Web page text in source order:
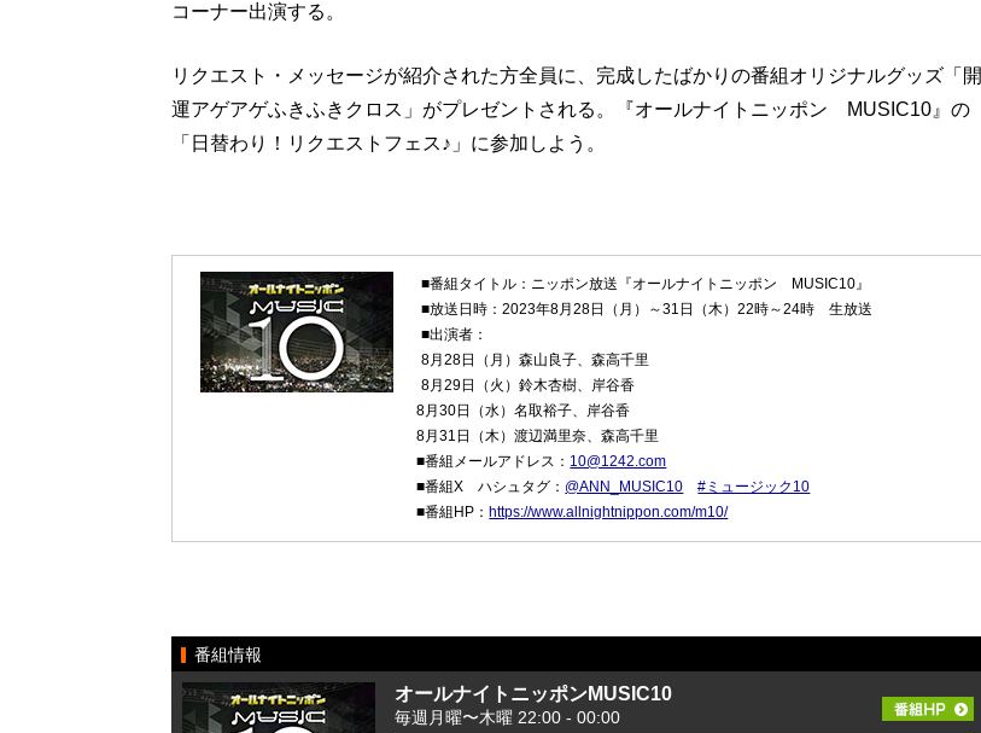
コーナー出演する。
リクエスト・メッセージが紹介された方全員に、完成したばかりの番組オリジナルグッズ「開
運アゲアゲふきふきクロス」がプレゼントされる。『オールナイトニッポン MUSIC10』の
「日替わり！リクエストフェス♪」に参加しよう。
■番組タイトル：ニッポン放送『オールナイトニッポン MUSIC10』
■放送日時：2023年8月28日（月）～31日（木）22時～24時 生放送
■出演者：
8月28日（月）森山良子、森高千里
8月29日（火）鈴木杏樹、岸谷香
8月30日（水）名取裕子、岸谷香
8月31日（木）渡辺満里奈、森高千里
■番組メールアドレス： 10@1242.com
■番組X ハシュタグ： @ANN_MUSIC10
#ミュージック10
■番組HP：https://www.allnightnippon.com/m10/
番組情報
オールナイトニッポンMUSIC10
毎週月曜〜木曜 22:00 - 00:00